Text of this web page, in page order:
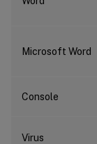
Microsoft Word
Console
Virus